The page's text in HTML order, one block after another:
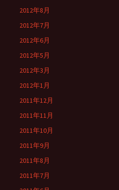
2012年8月
2012年7月
2012年6月
2012年5月
2012年3月
2012年1月
2011年12月
2011年11月
2011年10月
2011年9月
2011年8月
2011年7月